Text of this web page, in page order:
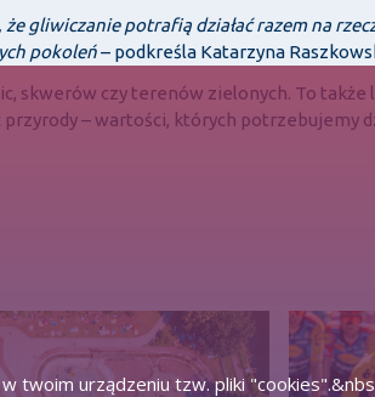
gliwiczanie potrafią działać razem na
pokoleń– podkreśla Katarzyna
skwerów czy terenów zielonych. To także
– wartości, których potrzebujemy
twoim urządzeniu tzw. pliki